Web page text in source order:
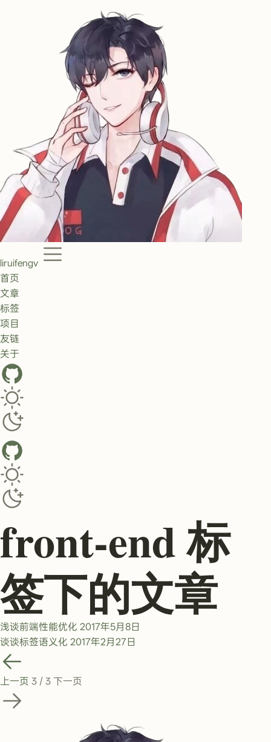
liruifengv
Menu
首页
文章
标签
项目
友链
关于
GitHub
Toggle dark/light theme
Toggle dark/light theme
front-end 标
签下的文章
浅谈前端性能优化 2017年5月8日
谈谈标签语义化 2017年2月27日
上一页 3 / 3 下一页